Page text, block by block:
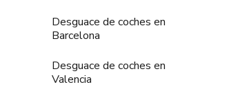
Desguace de coches en
Barcelona
Desguace de coches en
Valencia